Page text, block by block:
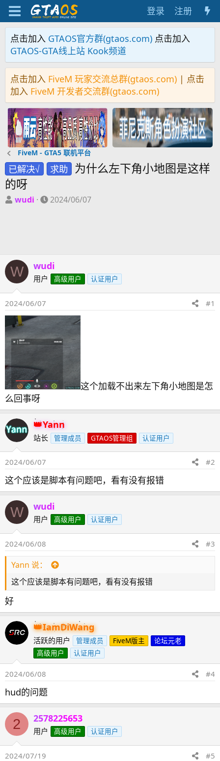
登录 注册
点击加入 GTAOS官方群(gtaos.com) 点击加入
GTAOS-GTA线上站 Kook频道
点击加入 FiveM 玩家交流总群(gtaos.com) | 点击
加入 FiveM 开发者交流群(gtaos.com)
FiveM - GTA5 联机平台
已解决√ 求助
为什么左下角小地图是这样
的呀
主
wudi
开
2024/06/07
W wudi
用户 高级用户 认证用户
2024/06/07 #1
这个加载不出来左下角小地图是怎
么回事呀
Yann
站长 管理成员 GTAOS管理组 认证用户
2024/06/07 #2
这个应该是脚本有问题吧，看有没有报错
W wudi
用户 高级用户 认证用户
2024/06/08 #3
Yann 说：
这个应该是脚本有问题吧，看有没有报错
好
IamDiWang
活跃的用户 管理成员 FiveM版主
论坛元老
高级用户
认证用户
2024/06/08 #4
hud的问题
2 2578225653
用户 高级用户 认证用户
2024/07/19 #5